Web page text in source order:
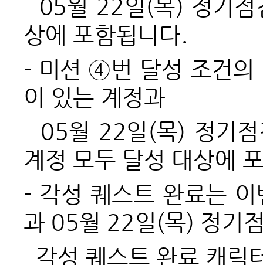
05월 22일(목) 정기점
상에 포함됩니다.
- 미션 ④번 달성 조건의
이 있는 계정과
05월 22일(목) 정기점
계정 모두 달성 대상에
- 각성 퀘스트 완료는
과 05월 22일(목) 정기
각성 퀘스트 완료 캐릭